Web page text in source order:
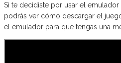
Si te decidiste por usar el emulador
podrás ver cómo descargar el
el emulador para que tengas una